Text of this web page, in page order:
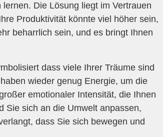
Die Lösung liegt im Vertrauen
Produktivität könnte viel höher sein,
beharrlich sein, und es bringt Ihnen
dass viele Ihrer Träume sind
wieder genug Energie, um die
emotionaler Intensität, die Ihnen
Sie sich an die Umwelt anpassen,
dass Sie sich bewegen und